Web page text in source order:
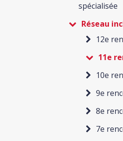
spécialisée
Réseau
12e
11e
10e
9e
8e
7e